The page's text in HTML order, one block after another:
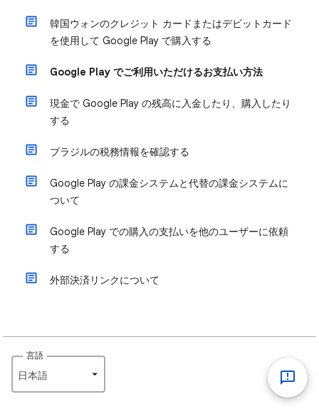
韓国ウォンのクレジット カードまたはデビットカード
を使用して Google Play で購入する
Google Play でご利用いただけるお支払い方法
現金で Google Play の残高に入金したり、購入したり
する
ブラジルの税務情報を確認する
Google Play の課金システムと代替の課金システムに
ついて
Google Play での購入の支払いを他のユーザーに依頼
する
外部決済リンクについて
言語
日本語‎